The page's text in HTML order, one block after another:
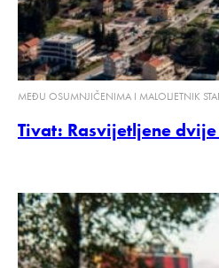
MEĐU OSUMNJIČENIMA I MALOLJETNIK
Tivat: Rasvijetljene